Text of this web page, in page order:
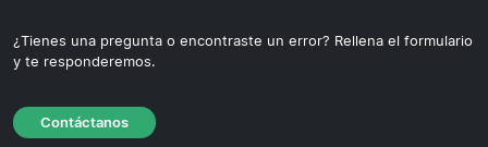
¿Tienes una pregunta o encontraste un error? Rellena el formulario
y te responderemos.
Contáctanos